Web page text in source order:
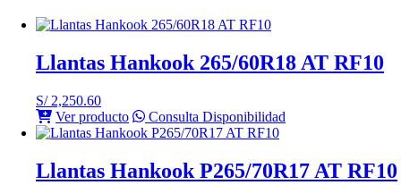
Llantas Hankook 265/60R18 AT RF10
S/2,250.60
Ver producto
Consulta Disponibilidad
Llantas Hankook P265/70R17 AT RF10